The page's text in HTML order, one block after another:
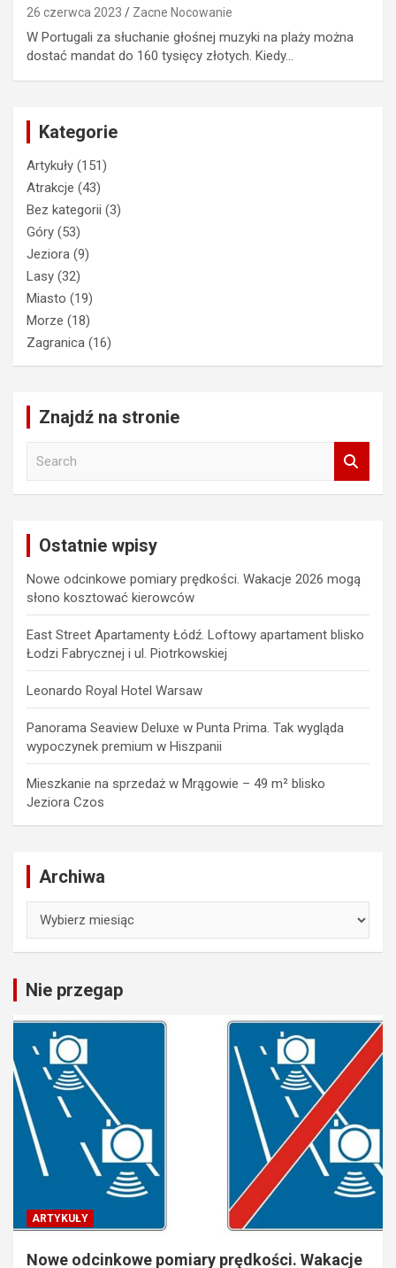
26 czerwca 2023 Zacne Nocowanie
W Portugali za słuchanie głośnej muzyki na plaży można
dostać mandat do 160 tysięcy złotych. Kiedy…
Kategorie
Artykuły (151)
Atrakcje (43)
Bez kategorii (3)
Góry (53)
Jeziora (9)
Lasy (32)
Miasto (19)
Morze (18)
Zagranica (16)
Znajdź na stronie
Ostatnie wpisy
Nowe odcinkowe pomiary prędkości. Wakacje 2026 mogą
słono kosztować kierowców
East Street Apartamenty Łódź. Loftowy apartament blisko
Łodzi Fabrycznej i ul. Piotrkowskiej
Leonardo Royal Hotel Warsaw
Panorama Seaview Deluxe w Punta Prima. Tak wygląda
wypoczynek premium w Hiszpanii
Mieszkanie na sprzedaż w Mrągowie – 49 m² blisko
Jeziora Czos
Archiwa
Nie przegap
ARTYKUŁY
Nowe odcinkowe pomiary prędkości. Wakacje